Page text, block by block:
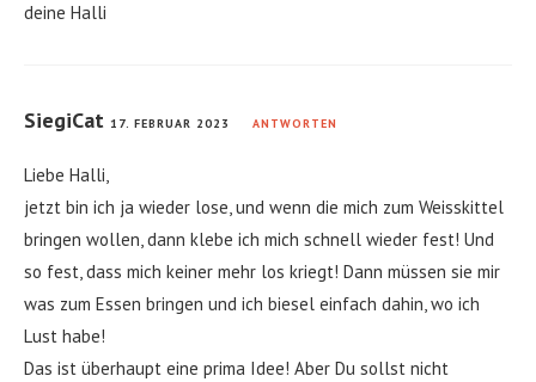
deine Halli
SiegiCat 17. FEBRUAR 2023 ANTWORTEN
Liebe Halli,
jetzt bin ich ja wieder lose, und wenn die mich zum Weisskittel
bringen wollen, dann klebe ich mich schnell wieder fest! Und
so fest, dass mich keiner mehr los kriegt! Dann müssen sie mir
was zum Essen bringen und ich biesel einfach dahin, wo ich
Lust habe!
Das ist überhaupt eine prima Idee! Aber Du sollst nicht